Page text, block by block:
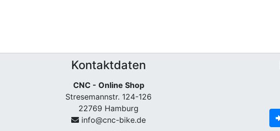
Kontaktdaten
CNC - Online Shop
Stresemannstr. 124-126
22769 Hamburg
info@cnc-bike.de